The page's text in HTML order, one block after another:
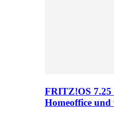
FRITZ!OS
Homeoffice